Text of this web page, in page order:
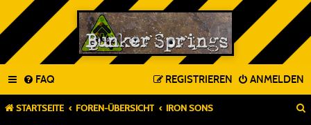
FAQ ANMELDEN
REGISTRIEREN
STARTSEITE FOREN-ÜBERSICHT IRON SONS